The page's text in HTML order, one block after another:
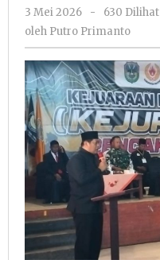
3 Mei 2026
oleh
Putro
-
630 Dilihat
oleh Putro Primanto